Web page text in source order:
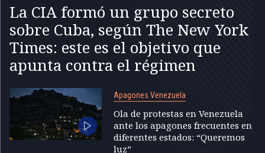
La CIA formó un grupo secreto
sobre Cuba, según The New York
Times: este es el objetivo que
apunta contra el régimen
Apagones Venezuela
Ola de protestas en Venezuela
ante los apagones frecuentes en
diferentes estados: “Queremos
luz”